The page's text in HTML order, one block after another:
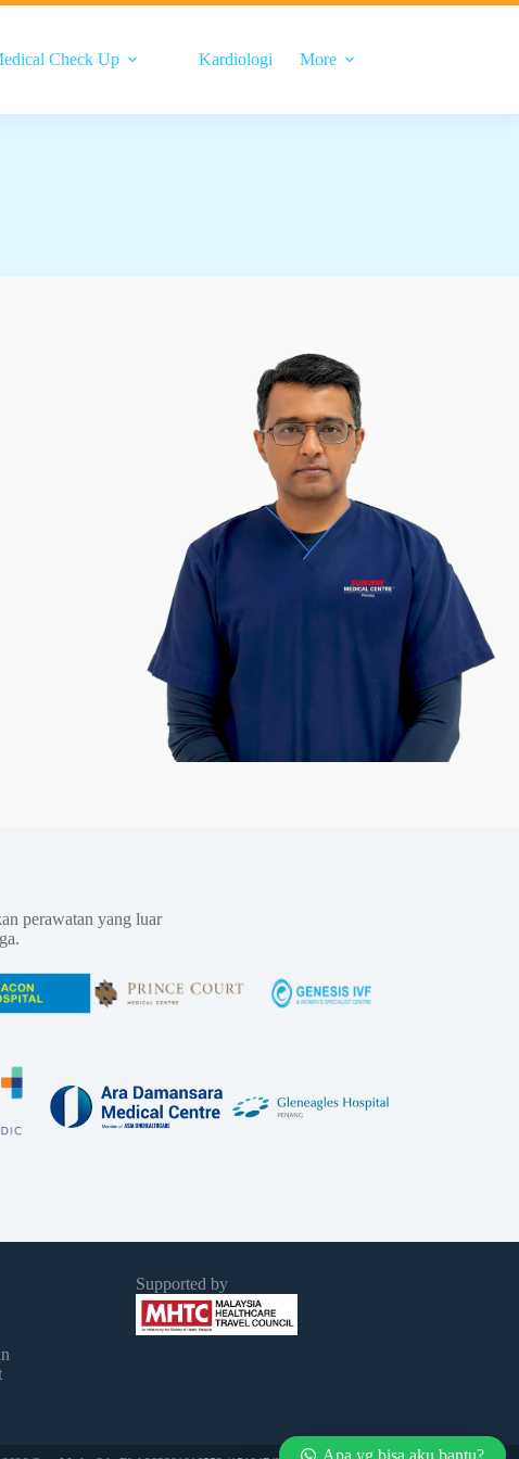
Check Up Kardiologi More
perawatan yang luar
Supported by
Apa yg bisa aku bantu?